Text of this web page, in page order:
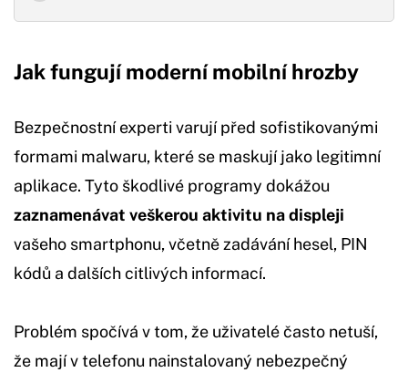
Jak fungují moderní mobilní hrozby
Bezpečnostní experti varují před sofistikovanými
formami malwaru, které se maskují jako legitimní
aplikace. Tyto škodlivé programy dokážou
zaznamenávat veškerou aktivitu na displeji
vašeho smartphonu, včetně zadávání hesel, PIN
kódů a dalších citlivých informací.
Problém spočívá v tom, že uživatelé často netuší,
že mají v telefonu nainstalovaný nebezpečný